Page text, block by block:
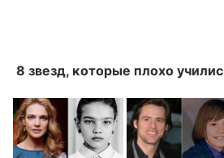
8 звезд, которые плохо